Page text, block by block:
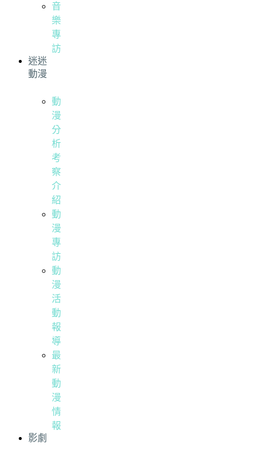
音
樂
專
訪
迷迷
動漫
動
漫
分
析
考
察
介
紹
動
漫
專
訪
動
漫
活
動
報
導
最
新
動
漫
情
報
影劇